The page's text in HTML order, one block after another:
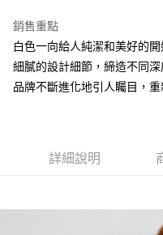
大哥付你分期
相關說明
1.本服務由台灣大哥大提供，台
3.實際核准額度、可分期數及費
4.訂單成立30分鐘內，如未前往
【繳款方式說明】
1.分期款項不併入電信帳單，「
AFTEE先享後付
便利好安心！
【「AFTEE先享後付」結帳流程
每筆NT$60，滿NT$1,500(含
銷售重點
白色一向給人純潔和美好的
細膩的設計細節，締造不同
品牌不斷進化地引人矚目，重
詳細說明